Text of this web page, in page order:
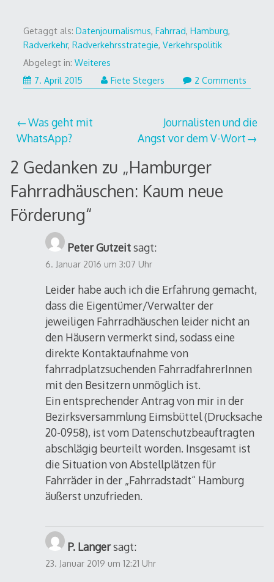
Getaggt als: Datenjournalismus, Fahrrad, Hamburg,
Radverkehr, Radverkehrsstrategie, Verkehrspolitik
Abgelegt in: Weiteres
7. April 20158.
Fiete Stegers 2 Comments
Beitragsnavigation
Was geht mit
WhatsApp?
Journalisten und die
Angst vor dem V-Wort
2 Gedanken zu „Hamburger
Fahrradhäuschen: Kaum neue
Förderung“
Peter Gutzeitsagt:
6. Januar 2016 um 3:07 Uhr
Leider habe auch ich die Erfahrung gemacht,
dass die Eigentümer/Verwalter der
jeweiligen Fahrradhäuschen leider nicht an
den Häusern vermerkt sind, sodass eine
direkte Kontaktaufnahme von
fahrradplatzsuchenden FahrradfahrerInnen
mit den Besitzern unmöglich ist.
Ein entsprechender Antrag von mir in der
Bezirksversammlung Eimsbüttel (Drucksache
20-0958), ist vom Datenschutzbeauftragten
abschlägig beurteilt worden. Insgesamt ist
die Situation von Abstellplätzen für
Fahrräder in der „Fahrradstadt“ Hamburg
äußerst unzufrieden.
P. Langersagt:
23. Januar 2019 um 12:21 Uhr